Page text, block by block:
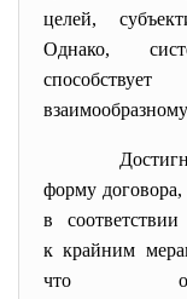
целей,
Однако,
форму
в
к крайним
что